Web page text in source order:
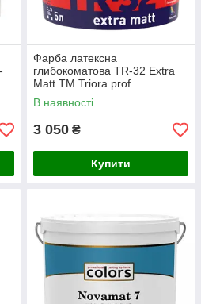
Фарба латексна
глибокоматова TR-32 Extra
Matt ТМ Triora prof
В наявності
3 050 ₴
Купити